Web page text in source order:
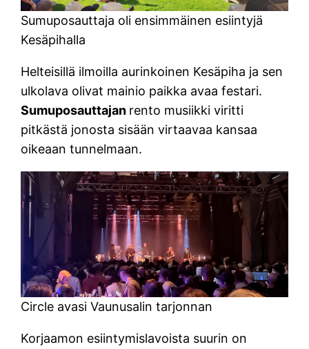
Sumuposauttaja oli ensimmäinen esiintyjä
Kesäpihalla
Helteisillä ilmoilla aurinkoinen Kesäpiha ja sen
ulkolava olivat mainio paikka avaa festari.
Sumuposauttajan rento musiikki viritti
pitkästä jonosta sisään virtaavaa kansaa
oikeaan tunnelmaan.
Circle avasi Vaunusalin tarjonnan
Korjaamon esiintymislavoista suurin on